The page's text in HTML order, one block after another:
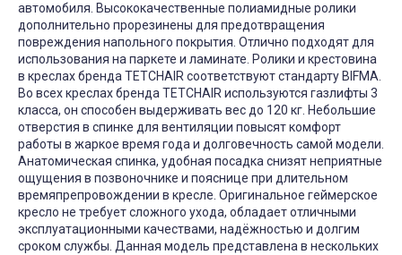
автомобиля. Высококачественные полиамидные ролики
дополнительно прорезинены для предотвращения
повреждения напольного покрытия. Отлично подходят для
использования на паркете и ламинате. Ролики и крестовина
в креслах бренда TETCHAIR соответствуют стандарту BIFMA.
Во всех креслах бренда TETCHAIR используются газлифты 3
класса, он способен выдерживать вес до 120 кг. Небольшие
отверстия в спинке для вентиляции повысят комфорт
работы в жаркое время года и долговечность самой модели.
Анатомическая спинка, удобная посадка снизят неприятные
ощущения в позвоночнике и пояснице при длительном
времяпрепровождении в кресле. Оригинальное геймерское
кресло не требует сложного ухода, обладает отличными
эксплуатационными качествами, надёжностью и долгим
сроком службы. Данная модель представлена в нескольких